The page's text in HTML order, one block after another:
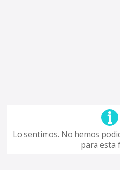
Lo sentimos. No hemos
para esta